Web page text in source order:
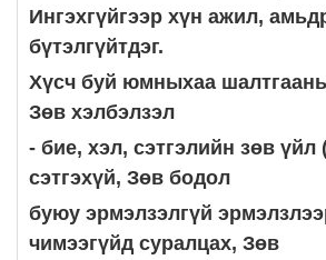
Ингэхгүйгээр хүн ажил,
бүтэлгүйтдэг.
Хүсч буй юмныхаа
Зөв хэлбэлзэл
- бие, хэл, сэтгэлийн зөв үйл
сэтгэхүй, Зөв бодол
буюу эрмэлзэлгүй
чимээгүйд суралцах, Зөв